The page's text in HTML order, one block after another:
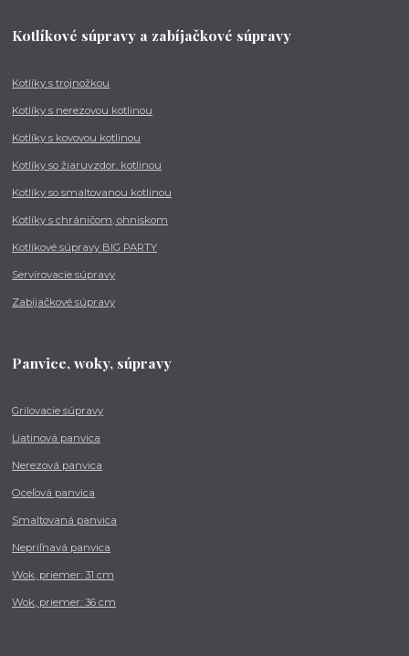
Kotlíkové súpravy a zabíjačkové súpravy
Kotlíky s trojnožkou
Kotlíky s nerezovou kotlinou
Kotlíky s kovovou kotlinou
Kotlíky so žiaruvzdor. kotlinou
Kotlíky so smaltovanou kotlinou
Kotlíky s chráničom, ohniskom
Kotlíkové súpravy BIG PARTY
Servírovacie súpravy
Zabíjačkové súpravy
Panvice, woky, súpravy
Grilovacie súpravy
Liatinová panvica
Nerezová panvica
Oceľová panvica
Smaltovaná panvica
Nepriľnavá panvica
Wok, priemer: 31 cm
Wok, priemer: 36 cm